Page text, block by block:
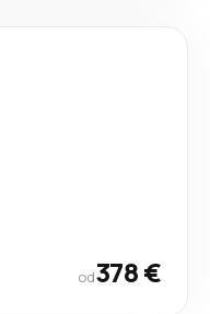
od378 €